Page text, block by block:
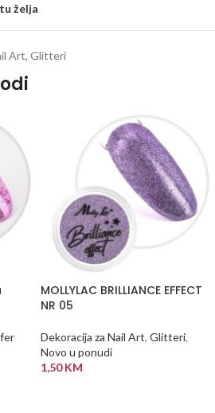
želja
Art, Glitteri
MOLLYLAC BRILLIANCE EFFECT
NR 05
Dekoracija za Nail Art, Glitteri,
Novo u ponudi
1,50KM